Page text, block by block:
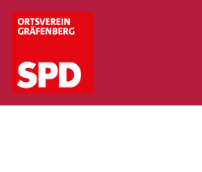
Zum
Inhalt